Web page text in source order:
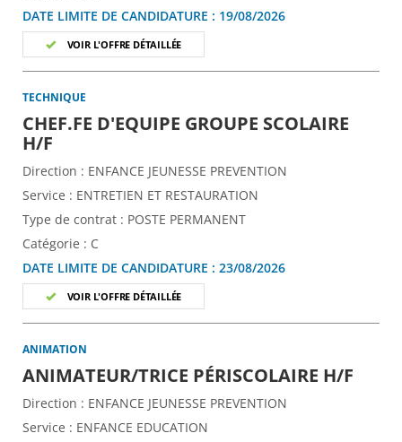
DATE LIMITE DE CANDIDATURE : 19/08/2026
VOIR L'OFFRE DÉTAILLÉE
TECHNIQUE
CHEF.FE D'EQUIPE GROUPE SCOLAIRE
H/F
Direction : ENFANCE JEUNESSE PREVENTION
Service : ENTRETIEN ET RESTAURATION
Type de contrat : POSTE PERMANENT
Catégorie : C
DATE LIMITE DE CANDIDATURE : 23/08/2026
VOIR L'OFFRE DÉTAILLÉE
ANIMATION
ANIMATEUR/TRICE PÉRISCOLAIRE H/F
Direction : ENFANCE JEUNESSE PREVENTION
Service : ENFANCE EDUCATION